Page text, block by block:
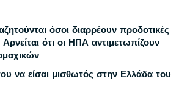
όσοι διαρρέουν προδοτικές
ότι οι ΗΠΑ αντιμετωπίζουν
να είσαι μισθωτός στην Ελλάδα του